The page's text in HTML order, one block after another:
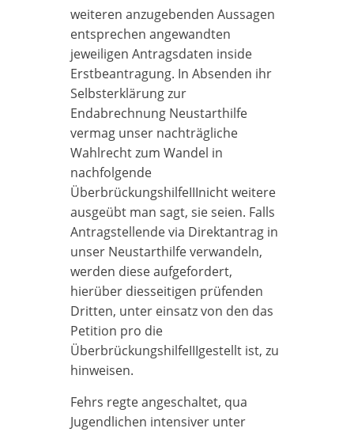
weiteren anzugebenden Aussagen
entsprechen angewandten
jeweiligen Antragsdaten inside
Erstbeantragung. In Absenden ihr
Selbsterklärung zur
Endabrechnung Neustarthilfe
vermag unser nachträgliche
Wahlrecht zum Wandel in
nachfolgende
ÜberbrückungshilfeIIInicht weitere
ausgeübt man sagt, sie seien. Falls
Antragstellende via Direktantrag in
unser Neustarthilfe verwandeln,
werden diese aufgefordert,
hierüber diesseitigen prüfenden
Dritten, unter einsatz von den das
Petition pro die
ÜberbrückungshilfeIIIgestellt ist, zu
hinweisen.
Fehrs regte angeschaltet, qua
Jugendlichen intensiver unter